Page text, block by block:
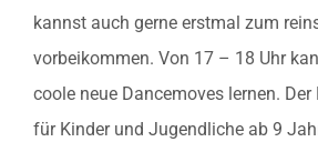
kannst auch gerne erstmal zum
vorbeikommen. Von 17 – 18 Uhr
coole neue Dancemoves lernen.
für Kinder und Jugendliche ab 9